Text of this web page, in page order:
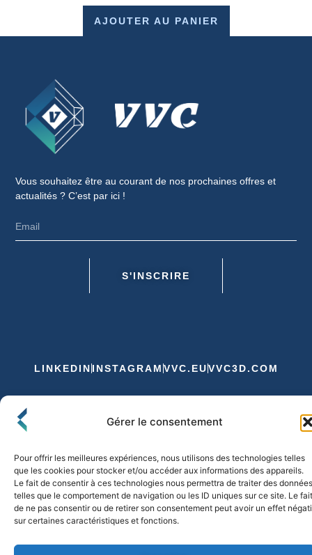
Gérer le consentement
Pour offrir les meilleures expériences, nous utilisons des technologies telles
que les cookies pour stocker et/ou accéder aux informations des appareils.
Le fait de consentir à ces technologies nous permettra de traiter des données
telles que le comportement de navigation ou les ID uniques sur ce site. Le fait
de ne pas consentir ou de retirer son consentement peut avoir un effet
sur certaines caractéristiques et fonctions.
AJOUTER AU PANIER
Vous souhaitez être au courant de nos prochaines offres et
actualités ? C’est par ici !
S'INSCRIRE
LINKEDIN INSTAGRAM VVC.EUVVC3D.COM
Politique de Confidentialité et de CookiesExpédition et Livraison
© 2026 FLO & CO. All Rights Reserved